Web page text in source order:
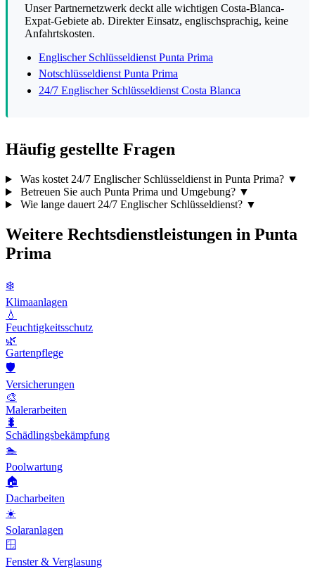
Unser Partnernetzwerk deckt alle wichtigen Costa-Blanca-
Expat-Gebiete ab. Direkter Einsatz, englischsprachig, keine
Anfahrtskosten.
Englischer Schlüsseldienst Punta Prima
Notschlüsseldienst Punta Prima
24/7 Englischer Schlüsseldienst Costa Blanca
Häufig gestellte Fragen
Was kostet 24/7 Englischer Schlüsseldienst in Punta Prima? ▼
Betreuen Sie auch Punta Prima und Umgebung? ▼
Wie lange dauert 24/7 Englischer Schlüsseldienst? ▼
Weitere Rechtsdienstleistungen in Punta
Prima
❄️
Klimaanlagen
💧
Feuchtigkeitsschutz
🌿
Gartenpflege
🛡️
Versicherungen
🎨
Malerarbeiten
🐛
Schädlingsbekämpfung
🏊
Poolwartung
🏠
Dacharbeiten
☀️
Solaranlagen
🪟
Fenster & Verglasung